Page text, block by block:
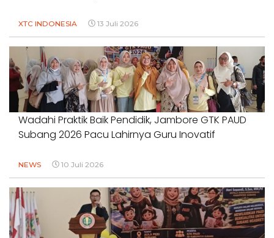
XTC INDONESIA 13 Juli 2026
Wadahi Praktik Baik Pendidik, Jambore GTK PAUD
Subang 2026 Pacu Lahirnya Guru Inovatif
NEWS 10 Juli 2026